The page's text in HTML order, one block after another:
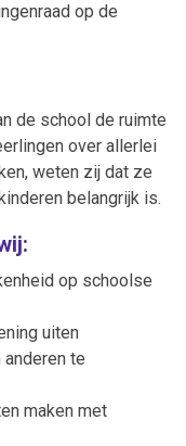
op de
de school de ruimte
over allerlei
weten zij dat ze
belangrijk is.
op schoolse
uiten
te
maken met